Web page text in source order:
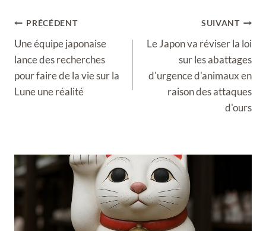
Navigation
de
l’article
PRÉCÉDENT
Une équipe japonaise
lance des recherches
pour faire de la vie sur la
Lune une réalité
SUIVANT
Le Japon va réviser la loi
sur les abattages
d'urgence d'animaux en
raison des attaques
d'ours